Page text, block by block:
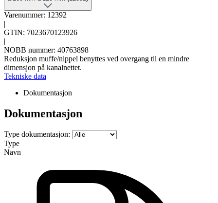
Varenummer: 12392
|
GTIN: 7023670123926
|
NOBB nummer: 40763898
Reduksjon muffe/nippel benyttes ved overgang til en mindre
dimensjon på kanalnettet.
Tekniske data
Dokumentasjon
Dokumentasjon
Type dokumentasjon:
Type
Navn